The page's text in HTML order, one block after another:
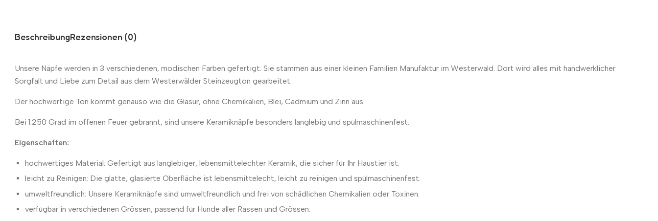
BeschreibungRezensionen (0)
Unsere Näpfe werden in 3 verschiedenen, modischen Farben gefertigt. Sie stammen aus einer kleinen Familien Manufaktur im Westerwald. Dort wird alles mit handwerklicher
Sorgfalt und Liebe zum Detail aus dem Westerwälder Steinzeugton gearbeitet.
Der hochwertige Ton kommt genauso wie die Glasur, ohne Chemikalien, Blei, Cadmium und Zinn aus.
Bei 1.250 Grad im offenen Feuer gebrannt, sind unsere Keramiknäpfe besonders langlebig und spülmaschinenfest.
Eigenschaften:
hochwertiges Material: Gefertigt aus langlebiger, lebensmittelechter Keramik, die sicher für Ihr Haustier ist.
leicht zu Reinigen: Die glatte, glasierte Oberfläche ist lebensmittelecht, leicht zu reinigen und spülmaschinenfest.
umweltfreundlich: Unsere Keramiknäpfe sind umweltfreundlich und frei von schädlichen Chemikalien oder Toxinen.
verfügbar in verschiedenen Grössen, passend für Hunde aller Rassen und Grössen.